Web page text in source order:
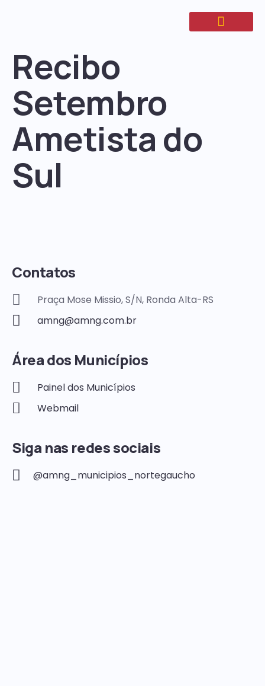
Recibo
Setembro
Ametista do
Sul
Contatos
Praça Mose Missio, S/N, Ronda Alta-RS
amng@amng.com.br
Área dos Municípios
Painel dos Municípios
Webmail
Siga nas redes sociais
@amng_municipios_nortegaucho